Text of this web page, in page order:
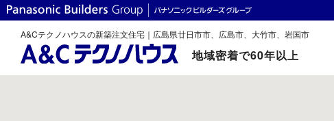
A&Cテクノハウスの新築注文住宅｜広島県廿日市市、広島市、大竹市、岩国市
地域密着で60年以上